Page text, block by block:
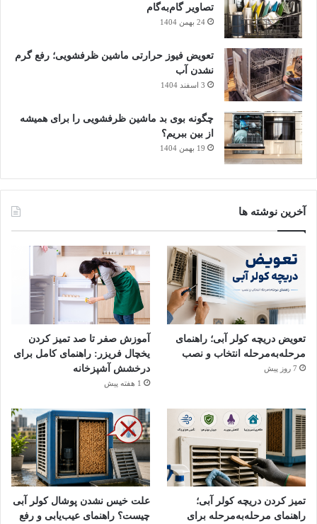
کولر
تنظیم نبودن کشش تسمه، چه شل باشد و چه بیش از حد سفت،
می‌تواند عملکرد کولر آبی را مختل کند.
اگر تسمه شل باشد، نیروی موتور به‌درستی به پروانه منتقل
نمی‌شود. در نتیجه، پروانه با قدرت کافی نمی‌چرخد، باد کولر کم
می‌شود، موتور بیشتر کار می‌کند و مصرف برق افزایش پیدا می‌کند.
از طرف دیگر، سفت بودن بیش از حد تسمه هم مشکل‌ساز است.
تسمه خیلی سفت به موتور، یاتاقان‌ها، شفت و پولی‌ها فشار
خرابی زودرس قطعات شود.
برای تشخیص اولیه، می‌توانید بعد از قطع کامل برق کولر، وسط
تسمه را با انگشت فشار دهید. تسمه باید کمی انعطاف داشته باشد،
اما نباید بیش از حد فرو برود یا کاملاً خشک و سفت باشد. در بخش
تنظیم تسمه، مقدار مناسب را دقیق‌تر توضیح می‌دهیم.
ترک‌خوردگی، پارگی یا فرسودگی تسمه
بازرسی چشمی تسمه کولر یکی از ساده‌ترین روش‌ها برای تشخیص
اصطکاک و کارکرد مداوم فرسوده می‌شود.
هنگام بررسی تسمه، به این نشانه‌ها دقت کنید:
ترک‌های ریز روی سطح تسمه
ساییدگی لبه‌ها
تصاویر گام‌به‌گام
24 بهمن 1404
تعویض فیوز حرارتی ماشین ظرفشویی؛ رفع گرم
نشدن آب
3 اسفند 1404
چگونه بوی بد ماشین ظرفشویی را برای همیشه
از بین ببریم؟
19 بهمن 1404
آخرین نوشته ها
تعویض دریچه کولر آبی؛ راهنمای
مرحله‌به‌مرحله انتخاب و نصب
7 روز پیش
آموزش صفر تا صد تمیز کردن
یخچال فریزر: راهنمای کامل برای
درخشش آشپزخانه
1 هفته پیش
تمیز کردن دریچه کولر آبی؛
راهنمای مرحله‌به‌مرحله برای
علت خیس نشدن پوشال کولر آبی
چیست؟ راهنمای عیب‌یابی و رفع